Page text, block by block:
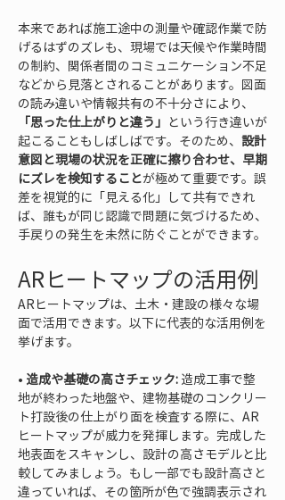
本来であれば施工途中の測量や確認作業で防
げるはずのズレも、現場では天候や作業時間
の制約、関係者間のコミュニケーション不足
などから見落とされることがあります。図面
の読み違いや情報共有の不十分さにより、
「思った仕上がりと違う」 という行き違いが
起こることもしばしばです。そのため、 設計
意図と現場の状況を正確に擦り合わせ、早期
にズレを検知することが極めて重要です。誤
差を視覚的に「見える化」して共有できれ
ば、誰もが同じ認識で問題に気づけるため、
手戻りの発生を未然に防ぐことができます。
ARヒートマップの活用例
ARヒートマップは、土木・建設の様々な場
面で活用できます。以下に代表的な活用例を
挙げます。
• 造成や基礎の高さチェック: 造成工事で整
地が終わった地盤や、建物基礎のコンクリー
ト打設後の仕上がり面を検査する際に、AR
ヒートマップが威力を発揮します。完成した
地表面をスキャンし、設計の高さモデルと比
較してみましょう。もし一部でも設計高さと
違っていれば、その箇所が色で強調表示され